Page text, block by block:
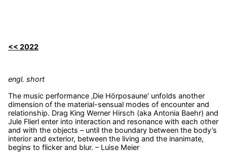
<< 2022
engl. short
The music performance ‚Die Hörposaune‘ unfolds another
dimension of the material-sensual modes of encounter and
relationship. Drag King Werner Hirsch (aka Antonia Baehr) and
Jule Flierl enter into interaction and resonance with each other
and with the objects – until the boundary between the body’s
interior and exterior, between the living and the inanimate,
begins to flicker and blur. – Luise Meier